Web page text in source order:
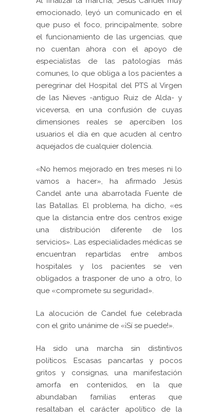
emocionado, leyó un comunicado en el
que puso el foco, principalmente, sobre
el funcionamiento de las urgencias, que
no cuentan ahora con el apoyo de
especialistas de las patologías más
comunes, lo que obliga a los pacientes a
peregrinar del Hospital del PTS al Virgen
de las Nieves -antiguo Ruiz de Alda- y
viceversa, en una confusión de cuyas
dimensiones reales se aperciben los
usuarios el día en que acuden al centro
aquejados de cualquier dolencia.
«No hemos mejorado en tres meses ni lo
vamos a hacer», ha afirmado Jesús
Candel ante una abarrotada Fuente de
las Batallas. El problema, ha dicho, «es
que la distancia entre dos centros exige
una distribución diferente de los
servicios». Las especialidades médicas se
encuentran repartidas entre ambos
hospitales y los pacientes se ven
obligados a trasponer de uno a otro, lo
que «compromete su seguridad».
La alocución de Candel fue celebrada
con el grito unánime de «¡Sí se puede!».
Ha sido una marcha sin distintivos
políticos. Escasas pancartas y pocos
gritos y consignas, una manifestación
amorfa en contenidos, en la que
abundaban familias enteras que
resaltaban el carácter apolítico de la